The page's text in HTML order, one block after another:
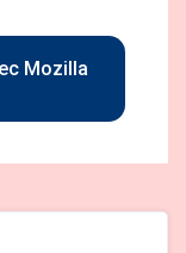
Mozilla